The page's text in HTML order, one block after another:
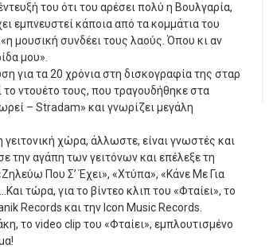
του ότι του αρέσει πολύ η Βουλγαρία,
εμπνευστεί κάποια από τα κομμάτια του
μουσική συνδέει τους λαούς. Όπου κι αν
μου».
για τα 20 χρόνια στη δισκογραφία της σταρ
ντουέτο τους, που τραγουδήθηκε στα
– Stradam» και γνωρίζει μεγάλη
χώρα, άλλωστε, είναι γνωστές και
την αγάπη των γειτόνων και επέλεξε τη
Που Σ’ Έχει», «Χτύπα», «Κάνε Με Για
τώρα, για το βίντεο κλιπ του «Φταίει», το
Records και την Icon Music Records.
το video clip του «Φταίει», εμπλουτισμένο